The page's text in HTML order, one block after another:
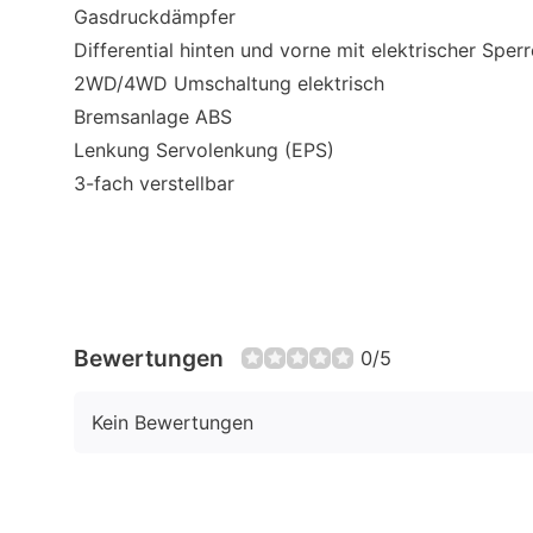
Gasdruckdämpfer
Differential hinten und vorne mit elektrischer
2WD/4WD Umschaltung elektrisch
Bremsanlage ABS
Lenkung Servolenkung (EPS)
3-fach verstellbar
Bewertungen 0/5
Kein Bewertungen